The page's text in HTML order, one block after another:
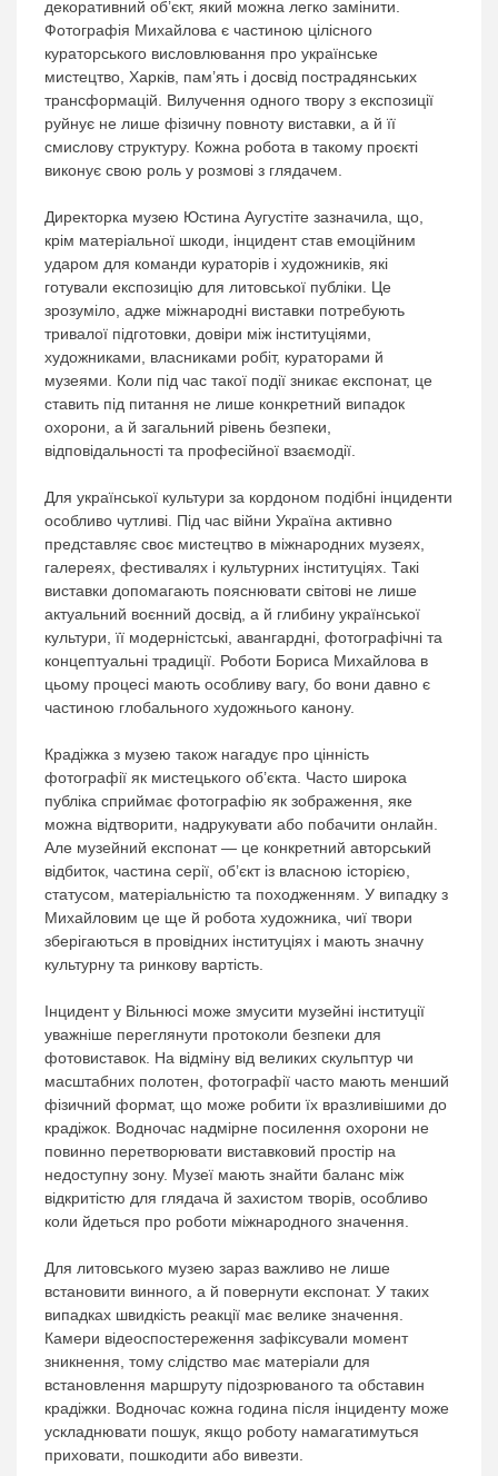
декоративний об’єкт, який можна легко замінити.
Фотографія Михайлова є частиною цілісного
кураторського висловлювання про українське
мистецтво, Харків, пам’ять і досвід пострадянських
трансформацій. Вилучення одного твору з експозиції
руйнує не лише фізичну повноту виставки, а й її
смислову структуру. Кожна робота в такому проєкті
виконує свою роль у розмові з глядачем.
Директорка музею Юстина Аугустіте зазначила, що,
крім матеріальної шкоди, інцидент став емоційним
ударом для команди кураторів і художників, які
готували експозицію для литовської публіки. Це
зрозуміло, адже міжнародні виставки потребують
тривалої підготовки, довіри між інституціями,
художниками, власниками робіт, кураторами й
музеями. Коли під час такої події зникає експонат, це
ставить під питання не лише конкретний випадок
охорони, а й загальний рівень безпеки,
відповідальності та професійної взаємодії.
Для української культури за кордоном подібні інциденти
особливо чутливі. Під час війни Україна активно
представляє своє мистецтво в міжнародних музеях,
галереях, фестивалях і культурних інституціях. Такі
виставки допомагають пояснювати світові не лише
актуальний воєнний досвід, а й глибину української
культури, її модерністські, авангардні, фотографічні та
концептуальні традиції. Роботи Бориса Михайлова в
цьому процесі мають особливу вагу, бо вони давно є
частиною глобального художнього канону.
Крадіжка з музею також нагадує про цінність
фотографії як мистецького об’єкта. Часто широка
публіка сприймає фотографію як зображення, яке
можна відтворити, надрукувати або побачити онлайн.
Але музейний експонат — це конкретний авторський
відбиток, частина серії, об’єкт із власною історією,
статусом, матеріальністю та походженням. У випадку з
Михайловим це ще й робота художника, чиї твори
зберігаються в провідних інституціях і мають значну
культурну та ринкову вартість.
Інцидент у Вільнюсі може змусити музейні інституції
уважніше переглянути протоколи безпеки для
фотовиставок. На відміну від великих скульптур чи
масштабних полотен, фотографії часто мають менший
фізичний формат, що може робити їх вразливішими до
крадіжок. Водночас надмірне посилення охорони не
повинно перетворювати виставковий простір на
недоступну зону. Музеї мають знайти баланс між
відкритістю для глядача й захистом творів, особливо
коли йдеться про роботи міжнародного значення.
Для литовського музею зараз важливо не лише
встановити винного, а й повернути експонат. У таких
випадках швидкість реакції має велике значення.
Камери відеоспостереження зафіксували момент
зникнення, тому слідство має матеріали для
встановлення маршруту підозрюваного та обставин
крадіжки. Водночас кожна година після інциденту може
ускладнювати пошук, якщо роботу намагатимуться
приховати, пошкодити або вивезти.